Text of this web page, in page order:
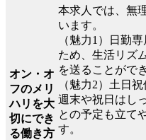
オン・オ
フのメリ
ハリを大
切にでき
る働き方
本求人では、無
います。
（魅力1）日勤
ため、生活リズ
を送ることがで
（魅力2）土日
週末や祝日はし
との予定も立て
す。